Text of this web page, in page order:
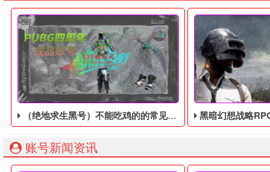
（绝地求生黑号）不能吃鸡的的常见原因 黑暗幻想战略RPG《绝地求生
账号新闻资讯